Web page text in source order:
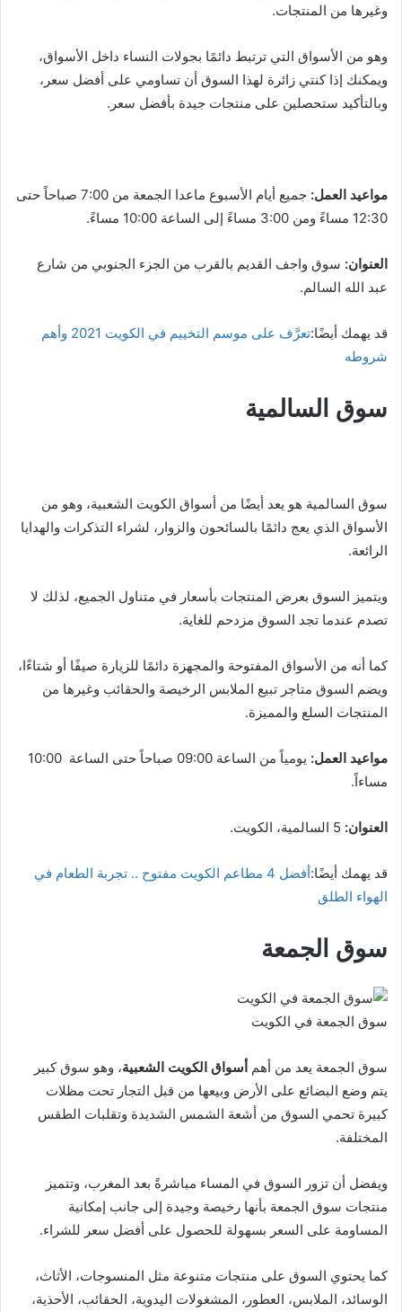
وغيرها من المنتجات.
وهو من الأسواق التي ترتبط دائمًا بجولات النساء داخل الأسواق،
ويمكنك إذا كنتي زائرة لهذا السوق أن تساومي على أفضل سعر،
وبالتأكيد ستحصلين على منتجات جيدة بأفضل سعر.
مواعيد العمل:
جميع أيام الأسبوع ماعدا الجمعة من 7:00 صباحاً حتى
12:30 مساءً ومن 3:00 مساءً إلى الساعة 10:00 مساءً.
العنوان: سوق واجف القديم بالقرب من الجزء الجنوبي من شارع
عبد الله السالم.
قد يهمك أيضًا:
تعرَّف على موسم التخييم في الكويت 2021 وأهم
شروطه
سوق السالمية
سوق السالمية هو يعد أيضًا من أسواق الكويت الشعبية، وهو من
الأسواق الذي يعج دائمًا بالسائحون والزوار، لشراء التذكرات والهدايا
الرائعة.
ويتميز السوق بعرض المنتجات بأسعار في متناول الجميع، لذلك لا
تصدم عندما تجد السوق مزدحم للغاية.
كما أنه من الأسواق المفتوحة والمجهزة دائمًا للزيارة صيفًا أو شتاءًا،
ويضم السوق متاجر تبيع الملابس الرخيصة والحقائب وغيرها من
المنتجات السلع والمميزة.
مواعيد العمل:
يومياً من الساعة 09:00 صباحاً حتى الساعة 10:00
مساءاً.
العنوان:
قد يهمك أيضًا:
أفضل 4 مطاعم الكويت مفتوح .. تجربة الطعام في
الهواء الطلق
سوق الجمعة
سوق الجمعة في الكويت
سوق الجمعة يعد من أهم أسواق الكويت الشعبية، وهو سوق كبير
يتم وضع البضائع على الأرض وبيعها من قبل التجار تحت مظلات
كبيرة تحمي السوق من أشعة الشمس الشديدة وتقلبات الطقس
المختلفة.
ويفضل أن تزور السوق في المساء مباشرةً بعد المغرب، وتتميز
منتجات سوق الجمعة بأنها رخيصة وجيدة إلى جانب إمكانية
المساومة على السعر بسهولة للحصول على أفضل سعر للشراء.
كما يحتوي السوق على منتجات متنوعة مثل المنسوجات، الأثاث،
الوسائد، الملابس، العطور، المشغولات اليدوية، الحقائب، الأحذية،